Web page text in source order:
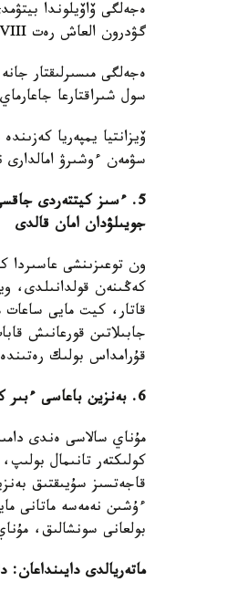
ەجەلگى ۆاۆيلوندا
گۋدرون العاش رەت VIII عاسىردا باعداد قالاسىندا جول سالۋ كەزىندە قولدانىلدى.
ەجەلگى مىسىرلىقتار
سول شىراقتارعا
ۆيزانتيا يمپەريا
سۋمەن ءوشىرۋ امالدارى
5. ءسىز كيتتەردى
جويىلۋدان امان قالدى
ون توعىزىنشى عاسىردا
كەڭىنەن قولدانىلدى،
قاتار، كيت مايى ساعات
جابىلاتىن قورعانىش
قۇرامداس بولىك
6. بەنزين باعاسى ءبىر كەزدەرى تىم ارزان بولدى
مۇناي سالاسى ەندى
كولىكتەر تانىمال
قاجەتسىز سۇيىقتىق
ءۇشىن نەمەسە ماتانى
بولعانى سونشالىق،
ماتەريالدى دايىنداعان: